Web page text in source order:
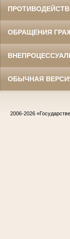
ОБРАЩЕНИЯ
ОБЫЧНАЯ
2006-2026